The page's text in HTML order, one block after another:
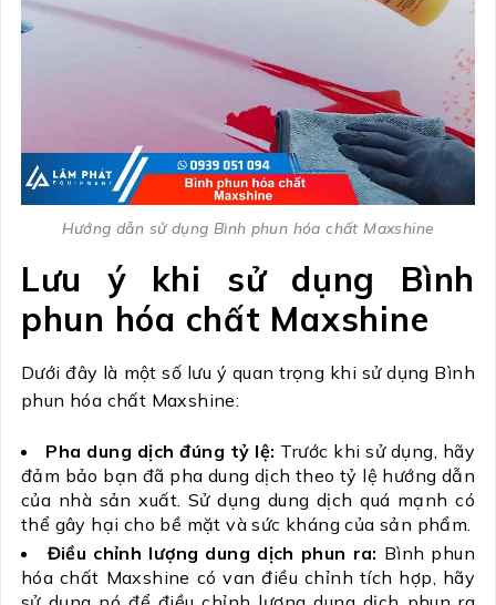
Hướng dẫn sử dụng Bình phun hóa chất Maxshine
Lưu ý khi sử dụng
Bình
phun hóa chất Maxshine
Dưới đây là một số lưu ý quan trọng khi sử dụng Bình
phun hóa chất Maxshine:
Pha dung dịch đúng tỷ lệ: Trước khi sử dụng, hãy
đảm bảo bạn đã pha dung dịch theo tỷ lệ hướng dẫn
của nhà sản xuất. Sử dụng dung dịch quá mạnh có
thể gây hại cho bề mặt và sức kháng của sản phẩm.
Điều chỉnh lượng dung dịch phun ra: Bình phun
hóa chất Maxshine có van điều chỉnh tích hợp, hãy